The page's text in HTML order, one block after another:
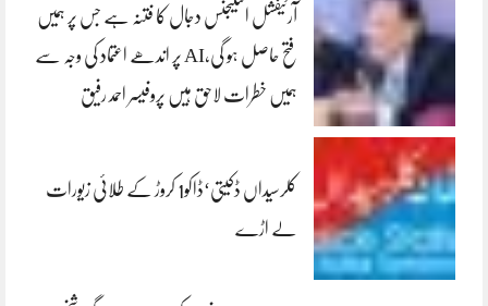
آرٹیفشل انٹلیجنس دجال کا فتنہ ہے جس پر ہمیں
فتح حاصل ہو گی،AI پر اندھے اعتماد کی وجہ سے
ہمیں خطرات لاحق ہیں پروفیسر احمد رفیق
کلرسیداں ڈکیتی‘ڈاکو1 کروڑ کے طلائی زیورات
لے اڑے